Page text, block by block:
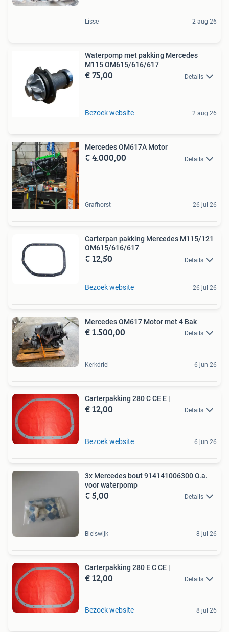
Lisse 2 aug 26
Waterpomp met pakking Mercedes
M115 OM615/616/617
€ 75,00 Details
Bezoek website 2 aug 26
Mercedes OM617A Motor
€ 4.000,00 Details
Grafhorst 26 jul 26
Carterpan pakking Mercedes M115/121
OM615/616/617
€ 12,50 Details
Bezoek website 26 jul 26
Mercedes OM617 Motor met 4 Bak
€ 1.500,00 Details
Kerkdriel 6 jun 26
Carterpakking 280 C CE E |
€ 12,00 Details
Bezoek website 6 jun 26
3x Mercedes bout 914141006300 O.a.
voor waterpomp
€ 5,00 Details
Bleiswijk 8 jul 26
Carterpakking 280 E C CE |
€ 12,00 Details
Bezoek website 8 jul 26